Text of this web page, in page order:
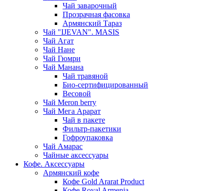
Чай заварочный
Прозрачная фасовка
Армянский Тараз
Чай "IJEVAN". MASIS
Чай Агат
Чай Нане
Чай Гюмри
Чай Манана
Чай травяной
Био-сертифицированный
Весовой
Чай Meron berry
Чай Мега Арарат
Чай в пакете
Фильтр-пакетики
Гофроупаковка
Чай Амарас
Чайные аксессуары
Кофе. Аксессуары
Армянский кофе
Кофе Gold Ararat Product